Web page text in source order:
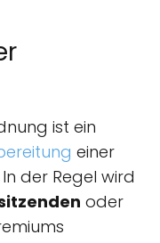
ist ein
einer
der Regel wird
oder